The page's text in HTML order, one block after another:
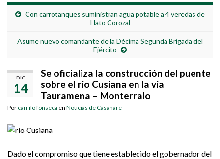
Con carrotanques suministran agua potable a 4 veredas de
Hato Corozal
Asume nuevo comandante de la Décima Segunda Brigada del
Ejército
DIC
14
Se oficializa la construcción del puente
sobre el río Cusiana en la vía
Tauramena – Monterralo
Por camilo fonseca en Noticias de Casanare
Dado el compromiso que tiene establecido el gobernador del